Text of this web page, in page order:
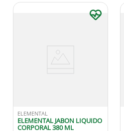
ELEMENTAL
ELEMENTAL JABON LIQUIDO
CORPORAL 380 ML